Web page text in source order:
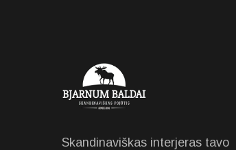
Skandinaviškas interjeras tavo